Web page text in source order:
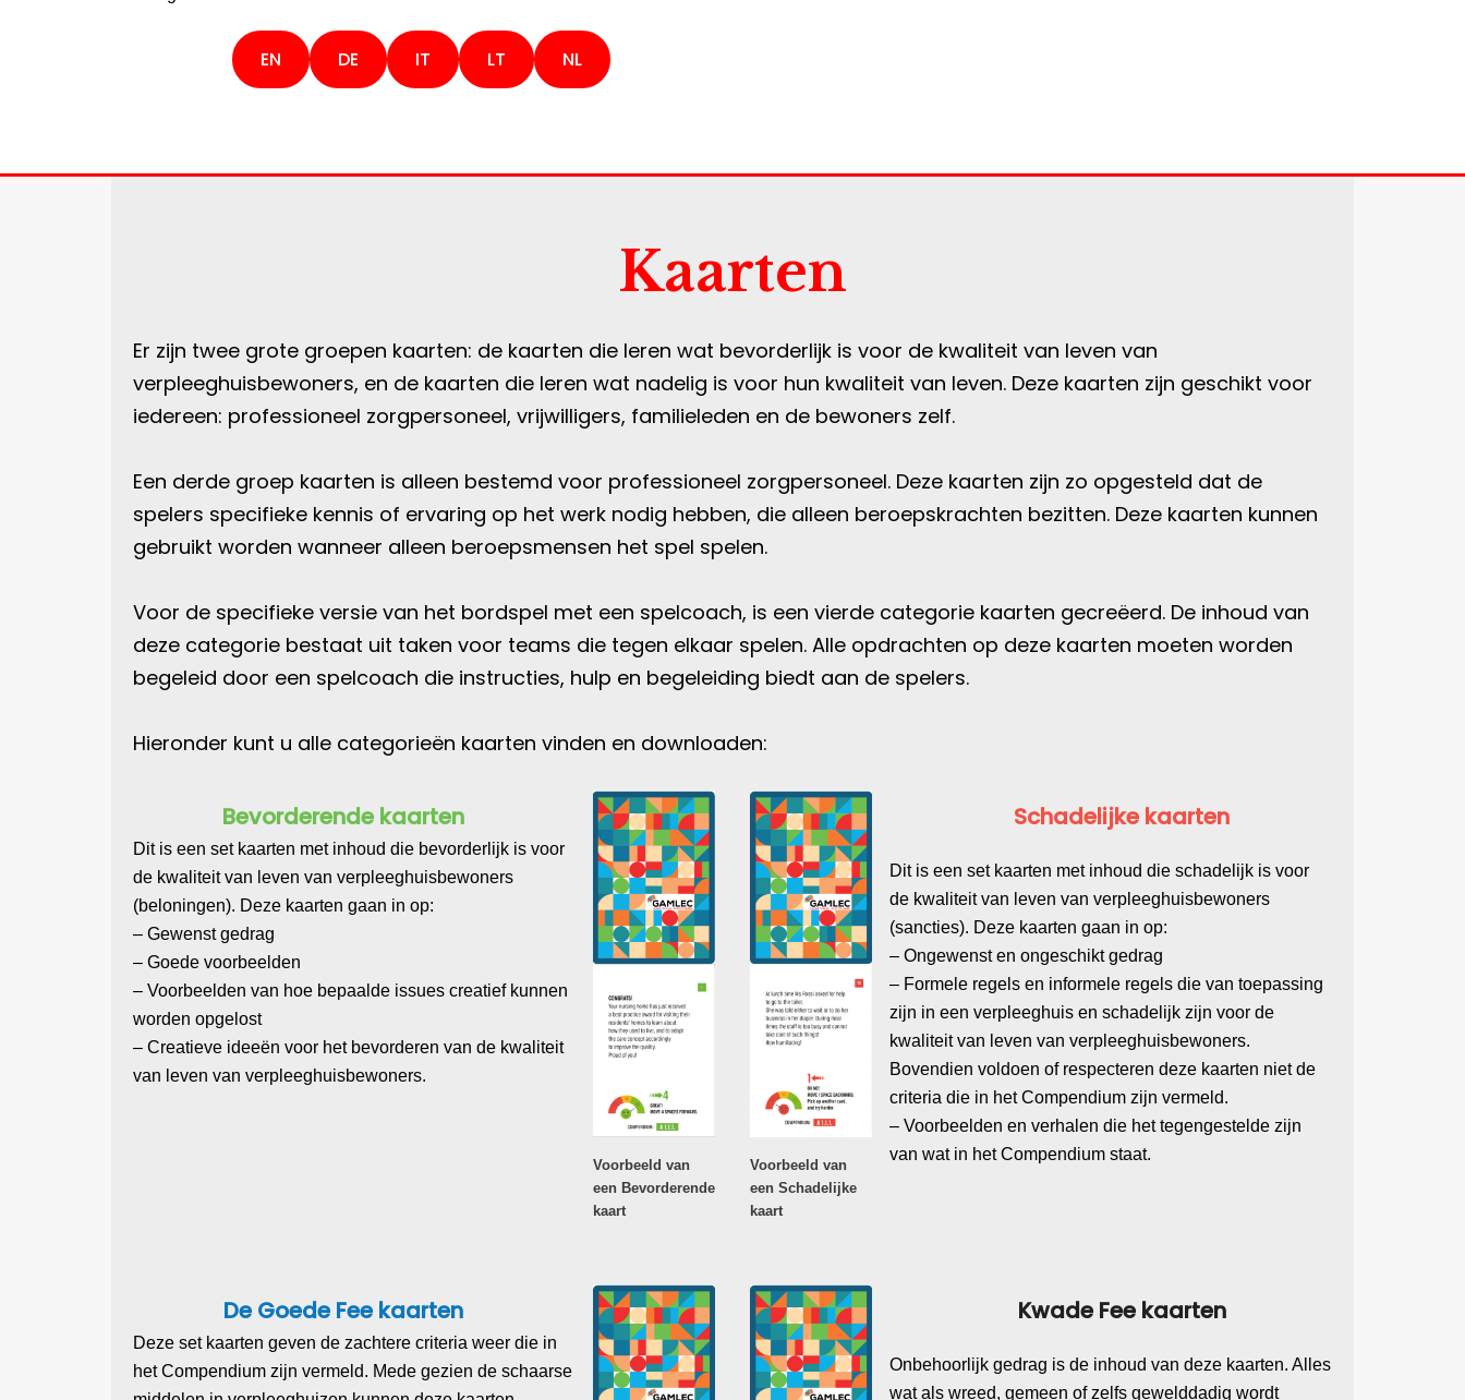
EN DE IT LT NL
Kaarten
Er zijn twee grote groepen kaarten: de kaarten die leren wat bevorderlijk is voor de kwaliteit van leven van
verpleeghuisbewoners, en de kaarten die leren wat nadelig is voor hun kwaliteit van leven. Deze kaarten zijn geschikt voor
iedereen: professioneel zorgpersoneel, vrijwilligers, familieleden en de bewoners zelf.
Een derde groep kaarten is alleen bestemd voor professioneel zorgpersoneel. Deze kaarten zijn zo opgesteld dat de
spelers specifieke kennis of ervaring op het werk nodig hebben, die alleen beroepskrachten bezitten. Deze kaarten kunnen
gebruikt worden wanneer alleen beroepsmensen het spel spelen.
Voor de specifieke versie van het bordspel met een spelcoach, is een vierde categorie kaarten gecreëerd. De inhoud van
deze categorie bestaat uit taken voor teams die tegen elkaar spelen. Alle opdrachten op deze kaarten moeten worden
begeleid door een spelcoach die instructies, hulp en begeleiding biedt aan de spelers.
Hieronder kunt u alle categorieën kaarten vinden en downloaden:
Voorbeeld van
een Bevorderende
kaart
Bevorderende kaarten
Dit is een set kaarten met inhoud die bevorderlijk is voor
de kwaliteit van leven van verpleeghuisbewoners
(beloningen). Deze kaarten gaan in op:
– Gewenst gedrag
– Goede voorbeelden
– Voorbeelden van hoe bepaalde issues creatief kunnen
worden opgelost
– Creatieve ideeën voor het bevorderen van de kwaliteit
van leven van verpleeghuisbewoners.
Voorbeeld van
een Schadelijke
kaart
Schadelijke kaarten
Dit is een set kaarten met inhoud die schadelijk is voor
de kwaliteit van leven van verpleeghuisbewoners
(sancties). Deze kaarten gaan in op:
– Ongewenst en ongeschikt gedrag
– Formele regels en informele regels die van toepassing
zijn in een verpleeghuis en schadelijk zijn voor de
kwaliteit van leven van verpleeghuisbewoners.
Bovendien voldoen of respecteren deze kaarten niet de
criteria die in het Compendium zijn vermeld.
– Voorbeelden en verhalen die het tegengestelde zijn
van wat in het Compendium staat.
De Goede Fee kaarten
Deze set kaarten geven de zachtere criteria weer die in
het Compendium zijn vermeld. Mede gezien de schaarse
Kwade Fee kaarten
Onbehoorlijk gedrag is de inhoud van deze kaarten. Alles
wat als wreed, gemeen of zelfs gewelddadig wordt